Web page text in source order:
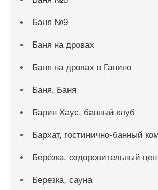
Баня №9
Баня на дровах
Баня на дровах в Ганино
Баня, Баня
Барин Хаус, банный клуб
Бархат, гостинично-банный
Берёзка, оздоровительный
Березка, сауна